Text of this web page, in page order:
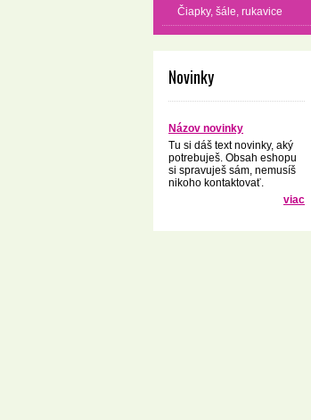
Čiapky, šále, rukavice
Novinky
Názov novinky
Tu si dáš text novinky, aký
potrebuješ. Obsah eshopu
si spravuješ sám, nemusíš
nikoho kontaktovať.
viac